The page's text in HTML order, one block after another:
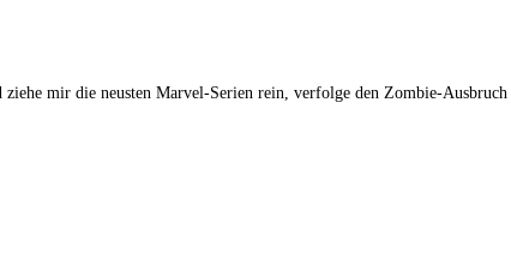
mir die neusten Marvel-Serien rein, verfolge den Zombie-